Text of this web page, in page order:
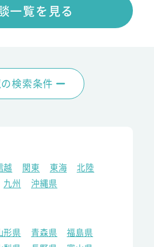
一覧を見る
検索条件
越 関東 東海
北陸
九州 沖縄県
形県 青森県
福島県